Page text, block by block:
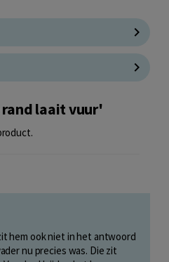
rand laait vuur'
hem ook niet in het antwoord
nu precies was. Die zit